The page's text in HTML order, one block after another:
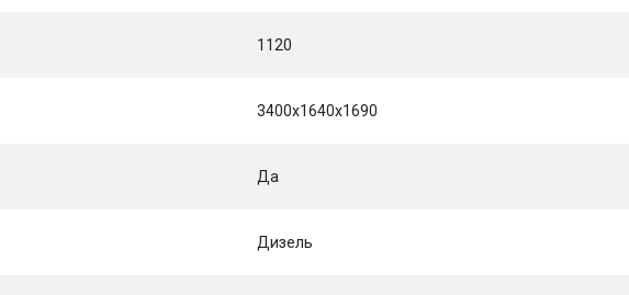
1120
3400x1640x1690
Да
Дизель